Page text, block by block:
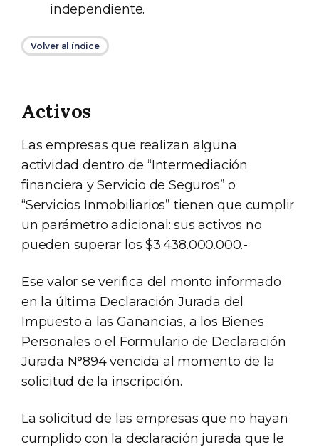
independiente.
Volver al índice
Activos
Las empresas que realizan alguna
actividad dentro de “Intermediación
financiera y Servicio de Seguros” o
“Servicios Inmobiliarios” tienen que cumplir
un parámetro adicional: sus activos no
pueden superar los $3.438.000.000.-
Ese valor se verifica del monto informado
en la última Declaración Jurada del
Impuesto a las Ganancias, a los Bienes
Personales o el Formulario de Declaración
Jurada N°894 vencida al momento de la
solicitud de la inscripción.
La solicitud de las empresas que no hayan
cumplido con la declaración jurada que le